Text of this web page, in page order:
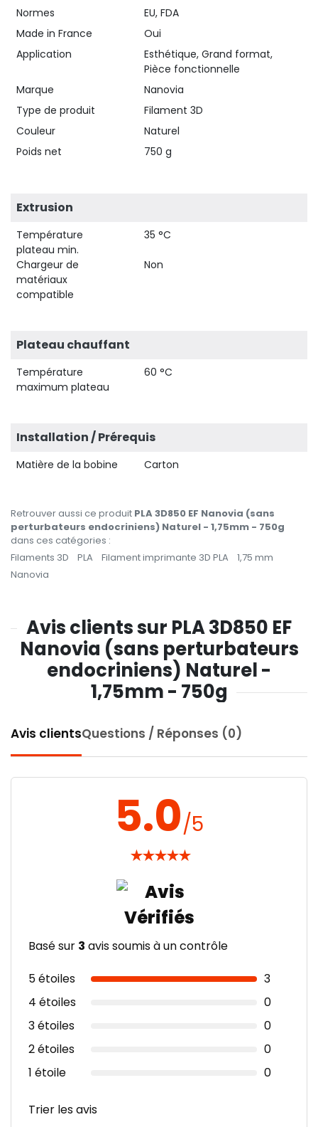
Normes
EU, FDA
Made in France
Oui
Application
Esthétique, Grand format,
Pièce fonctionnelle
Marque
Nanovia
Type de produit
Filament 3D
Couleur
Naturel
Poids net
750 g
Extrusion
Température
plateau min.
35 °C
Chargeur de
matériaux
compatible
Non
Plateau chauffant
Température
maximum plateau
60 °C
Installation / Prérequis
Matière de la bobine Carton
Retrouver aussi ce produit PLA 3D850 EF Nanovia (sans
perturbateurs endocriniens) Naturel - 1,75mm - 750g
dans ces catégories :
Filaments 3D
PLA Filament imprimante 3D PLA
1,75 mm
Nanovia
Avis clients sur PLA 3D850 EF
Nanovia (sans perturbateurs
endocriniens) Naturel -
1,75mm - 750g
Avis clientsQuestions / Réponses (0)
5.0/5
★★★★★
Basé sur 3 avis soumis à un contrôle
5 étoiles
3
4 étoiles
0
3 étoiles
0
2 étoiles
0
1 étoile
0
Trier les avis